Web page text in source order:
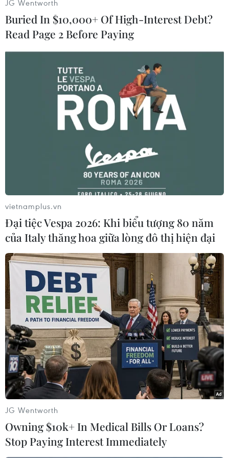
thanh niên mà còn với thanh niên," nêu bật tới
hành động chống biến đổi khí hậu, kinh tế số và
thân thiện với môi trường, phục hồi bền vững
từ các đại dịch cũng như giáo dục bình đẳng
cho tất cả mọi người.
Theo Tổng thư ký Guterres, thanh niên hiện
đang chịu tác động lớn của đại dịch COVID-19,
thức này trên tinh thần đoàn kết, sáng tạo và
đổi mới mang tính đặc thù.
Tổng thư ký Liên hợp quốc cho rằng cần lắng
nghe những yêu cầu thay đổi của thanh niên và
nhu cầu của lực lượng này cần được ưu tiên
trong các quyết định về chính sách và đầu tư.
Ông cũng kêu gọi ủng hộ sự tham gia của lực
lượng trẻ vào mọi mặt của đời sống kinh tế,
chính trị và xã hội.
Tổng thư ký Liên hợp quốc nhấn mạnh: "Xây
dựng một tương lai tốt đẹp hơn bắt đầu từ hôm
nay. Và bắt đầu với các bạn-lớp trẻ của thế
giới"./.
(TTXVN/Vietnam+)
JG Wentworth
Buried In $10,000+ Of High-Interest Debt?
Read Page 2 Before Paying
vietnamplus.vn
Đại tiệc Vespa 2026: Khi biểu tượng 80 năm
của Italy thăng hoa giữa lòng đô thị hiện đại
JG Wentworth
Owning $10k+ In Medical Bills Or Loans?
Stop Paying Interest Immediately